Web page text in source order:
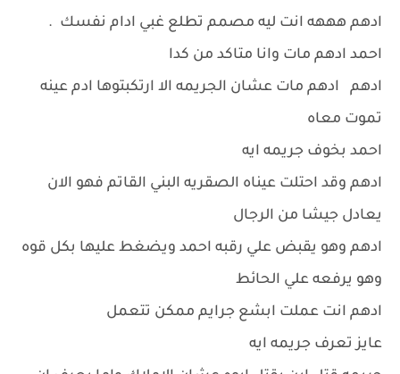
ادهم هههه انت ليه مصمم تطلع غبي ادام نفسك .
احمد ادهم مات وانا متاكد من كدا
ادهم ادهم مات عشان الجريمه الا ارتكبتوها ادم عينه
تموت معاه
احمد بخوف جريمه ايه
ادهم وقد احتلت عيناه الصقريه البني القاتم فهو الان
يعادل جيشا من الرجال
ادهم وهو يقبض علي رقبه احمد ويضغط عليها بكل قوه
وهو يرفعه علي الحائط
ادهم انت عملت ابشع جرايم ممكن تتعمل
عايز تعرف جريمه ايه